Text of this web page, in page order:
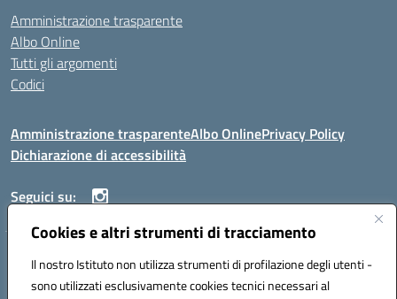
Cookies e altri strumenti di tracciamento
Il nostro Istituto non utilizza strumenti di profilazione degli utenti -
sono utilizzati esclusivamente cookies tecnici necessari al
Amministrazione trasparente
Albo Online
Tutti gli argomenti
Codici
Amministrazione trasparenteAlbo OnlinePrivacy Policy
Dichiarazione di accessibilità
Seguici su:
ISTITUTO ISTRUZIONE SUPERIORE ANGELO ROTH
Codice fiscale: 80004310902 Codice meccanografico: SSIS019006